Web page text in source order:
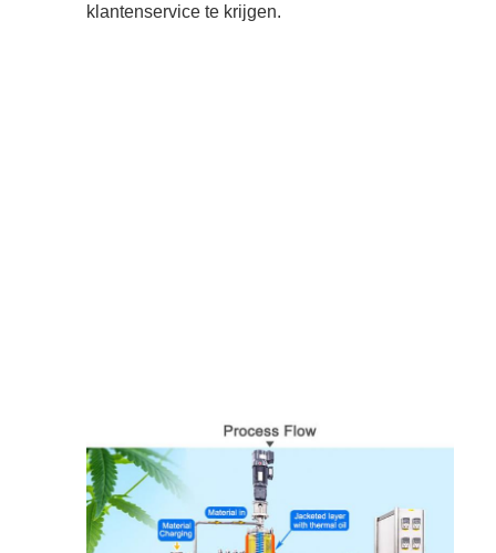
klantenservice te krijgen.